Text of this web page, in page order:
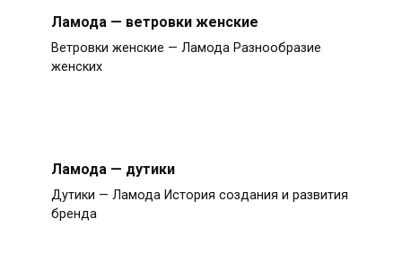
Ламода — ветровки женские
Ветровки женские — Ламода Разнообразие
женских
Ламода — дутики
Дутики — Ламода История создания и развития
бренда